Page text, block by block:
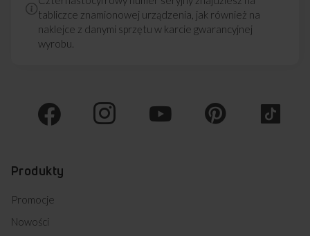
tabliczce znamionowej urządzenia, jak również na
naklejce z danymi sprzętu w karcie gwarancyjnej
wyrobu.
Produkty
Promocje
Nowości